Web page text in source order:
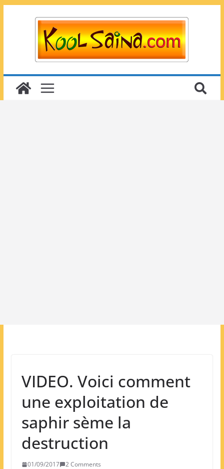
VIDEO. Voici comment
une exploitation de
saphir sème la
destruction
01/09/2017 2 Comments